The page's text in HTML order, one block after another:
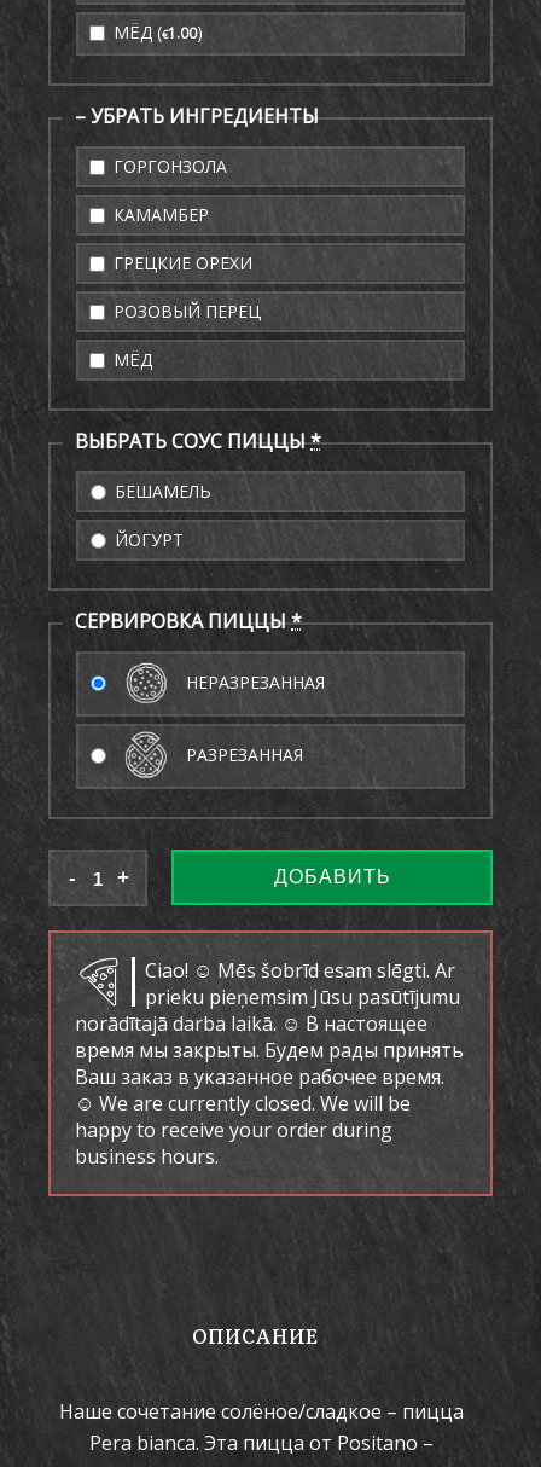
МЁД (€1.00)
– УБРАТЬ ИНГРЕДИЕНТЫ
ГОРГОНЗОЛА
КАМАМБЕР
ГРЕЦКИЕ ОРЕХИ
РОЗОВЫЙ ПЕРЕЦ
МЁД
ВЫБРАТЬ СОУС ПИЦЦЫ*
БЕШАМЕЛЬ
ЙОГУРТ
СЕРВИРОВКА ПИЦЦЫ*
НЕРАЗРЕЗАННАЯ
РАЗРЕЗАННАЯ
ДОБАВИТЬ
Ciao! ☺ Mēs šobrīd esam slēgti. Ar
prieku pieņemsim Jūsu pasūtījumu
norādītajā darba laikā. ☺ В настоящее
время мы закрыты. Будем рады принять
Ваш заказ в указанное рабочее время.
☺ We are currently closed. We will be
happy to receive your order during
business hours.
ОПИСАНИЕ
Наше сочетание солёное/сладкое – пицца
Pera bianca. Эта пицца от Positano –